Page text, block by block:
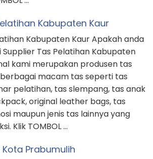
Kabupaten Kaur
Kabupaten Kaur Apakah anda
Tas Pelatihan Kabupaten
kami merupakan produsen tas
macam tas seperti tas
pelatihan, tas slempang, tas anak
original leather bags, tas
maupun jenis tas lainnya yang
Klik TOMBOL …
Prabumulih